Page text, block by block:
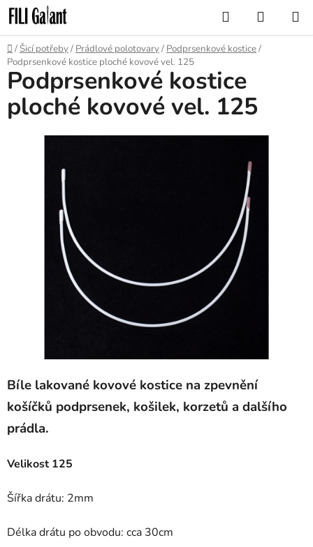
Přejít
na
obsah
Hledat
KOŠÍK
Domů
/Šicí potřeby/ Prádlové polotovary/ Podprsenkové kostice/
Podprsenkové kostice ploché kovové vel. 125
Bíle lakované kovové kostice na zpevnění
košíčků podprsenek, košilek, korzetů a dalšího
prádla.
Velikost 125
Šířka drátu: 2mm
Délka drátu po obvodu: cca 30cm
Podprsenkové kostice
ploché kovové vel. 125